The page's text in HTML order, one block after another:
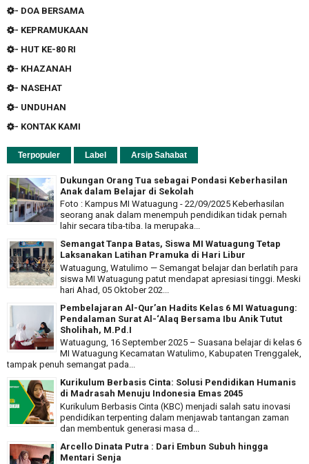
- DOA BERSAMA
- KEPRAMUKAAN
- HUT KE-80 RI
- KHAZANAH
- NASEHAT
- UNDUHAN
- KONTAK KAMI
Terpopuler Label Arsip Sahabat
Dukungan Orang Tua sebagai Pondasi Keberhasilan
Anak dalam Belajar di Sekolah
Foto : Kampus MI Watuagung - 22/09/2025 Keberhasilan
seorang anak dalam menempuh pendidikan tidak pernah
lahir secara tiba-tiba. Ia merupaka...
Semangat Tanpa Batas, Siswa MI Watuagung Tetap
Laksanakan Latihan Pramuka di Hari Libur
Watuagung, Watulimo — Semangat belajar dan berlatih para
siswa MI Watuagung patut mendapat apresiasi tinggi. Meski
hari Ahad, 05 Oktober 202...
Pembelajaran Al-Qur’an Hadits Kelas 6 MI Watuagung:
Pendalaman Surat Al-‘Alaq Bersama Ibu Anik Tutut
Sholihah, M.Pd.I
Watuagung, 16 September 2025 – Suasana belajar di kelas 6
MI Watuagung Kecamatan Watulimo, Kabupaten Trenggalek,
tampak penuh semangat pada...
Kurikulum Berbasis Cinta: Solusi Pendidikan Humanis
di Madrasah Menuju Indonesia Emas 2045
Kurikulum Berbasis Cinta (KBC) menjadi salah satu inovasi
pendidikan terpenting dalam menjawab tantangan zaman
dan membentuk generasi masa d...
Arcello Dinata Putra : Dari Embun Subuh hingga
Mentari Senja